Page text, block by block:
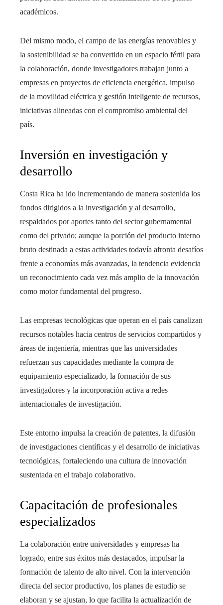
académicos.
Del mismo modo, el campo de las energías renovables y
la sostenibilidad se ha convertido en un espacio fértil para
la colaboración, donde investigadores trabajan junto a
empresas en proyectos de eficiencia energética, impulso
de la movilidad eléctrica y gestión inteligente de recursos,
iniciativas alineadas con el compromiso ambiental del
país.
Inversión en investigación y
desarrollo
Costa Rica ha ido incrementando de manera sostenida los
fondos dirigidos a la investigación y al desarrollo,
respaldados por aportes tanto del sector gubernamental
como del privado; aunque la porción del producto interno
bruto destinada a estas actividades todavía afronta desafíos
frente a economías más avanzadas, la tendencia evidencia
un reconocimiento cada vez más amplio de la innovación
como motor fundamental del progreso.
Las empresas tecnológicas que operan en el país canalizan
recursos notables hacia centros de servicios compartidos y
áreas de ingeniería, mientras que las universidades
refuerzan sus capacidades mediante la compra de
equipamiento especializado, la formación de sus
investigadores y la incorporación activa a redes
internacionales de investigación.
Este entorno impulsa la creación de patentes, la difusión
de investigaciones científicas y el desarrollo de iniciativas
tecnológicas, fortaleciendo una cultura de innovación
sustentada en el trabajo colaborativo.
Capacitación de profesionales
especializados
La colaboración entre universidades y empresas ha
logrado, entre sus éxitos más destacados, impulsar la
formación de talento de alto nivel. Con la intervención
directa del sector productivo, los planes de estudio se
elaboran y se ajustan, lo que facilita la actualización de